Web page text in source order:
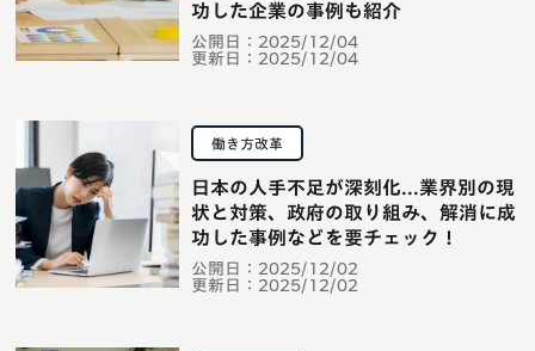
公開日： 2025/12/04
更新日： 2025/12/04
功した企業の事例も紹介
働き方改革
公開日： 2025/12/02
更新日： 2025/12/02
日本の人手不足が深刻化...業界別の現
状と対策、政府の取り組み、解消に成
功した事例などを要チェック！